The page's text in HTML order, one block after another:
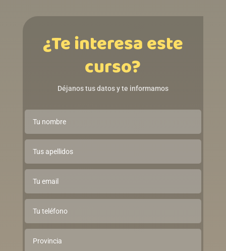
¿Te interesa este
curso?
Déjanos tus datos y te informamos